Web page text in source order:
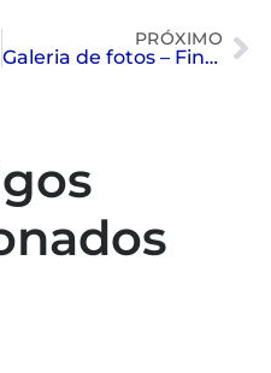
PRÓXIMO
Galeria de fotos – Finais da Super Copa de Futebol